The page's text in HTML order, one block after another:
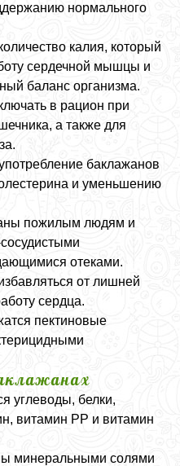
нормального
калия, который
сердечной мышцы и
баланс организма.
в рацион при
а также для
баклажанов
и уменьшению
пожилым людям и
отеками.
от лишней
сердца.
пектиновые
углеводы, белки,
витамин PP и витамин
минеральными солями